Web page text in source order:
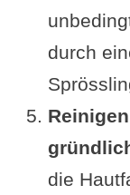
durch
die